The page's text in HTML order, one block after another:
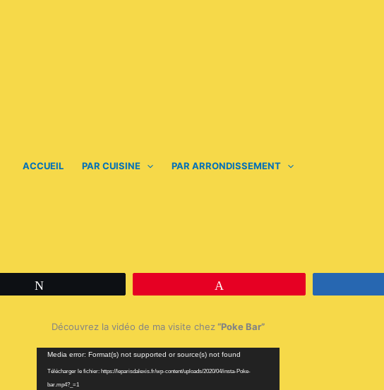
ACCUEIL PAR CUISINE PAR ARRONDISSEMENT
Découvrez la vidéo de ma visite chez“Poke Bar”
Lecteur
vidéo
Media error: Format(s) not supported or source(s) not found
Télécharger le fichier: https://leparisdalexis.fr/wp-content/uploads/2020/04/insta-Poke-
bar.mp4?_=1